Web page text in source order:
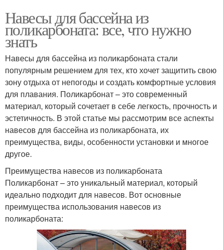
Навесы для бассейна из
поликарбоната: все, что нужно
знать
Навесы для бассейна из поликарбоната стали
популярным решением для тех, кто хочет защитить свою
зону отдыха от непогоды и создать комфортные условия
для плавания. Поликарбонат – это современный
материал, который сочетает в себе легкость, прочность и
эстетичность. В этой статье мы рассмотрим все аспекты
навесов для бассейна из поликарбоната, их
преимущества, виды, особенности установки и многое
другое.
Преимущества навесов из поликарбоната
Поликарбонат – это уникальный материал, который
идеально подходит для навесов. Вот основные
преимущества использования навесов из
поликарбоната: